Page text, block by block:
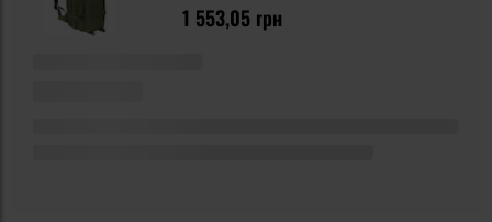
1 553,05 грн